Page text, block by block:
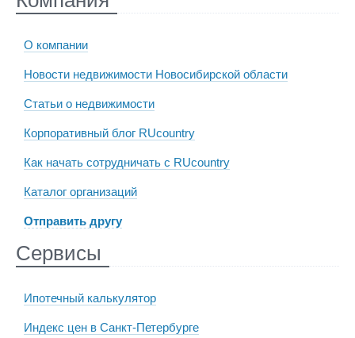
О компании
Новости недвижимости Новосибирской области
Статьи о недвижимости
Корпоративный блог RUcountry
Как начать сотрудничать с RUcountry
Каталог организаций
Отправить другу
Сервисы
Ипотечный калькулятор
Индекс цен в Санкт-Петербурге